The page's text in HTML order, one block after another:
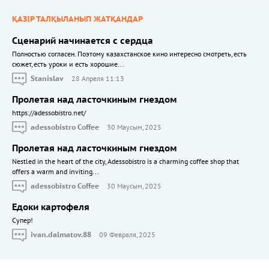
ҚАЗІР ТАЛҚЫЛАНЫП ЖАТҚАНДАР
Сценарий начинается с сердца
Полностью согласен. Поэтому казахстанское кино интересно смотреть, есть
сюжет, есть уроки и есть хорошие...
Stanislav
28 Апреля 11:13
Пролетая над ласточкиным гнездом
https://adessobistro.net/
adessobistro Coffee
30 Маусым, 2025
Пролетая над ласточкиным гнездом
Nestled in the heart of the city, Adessobistro is a charming coffee shop that
offers a warm and inviting...
adessobistro Coffee
30 Маусым, 2025
Едоки картофеля
Cупер!
ivan.dalmatov.88
09 Февраля, 2025